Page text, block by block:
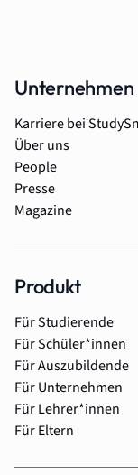
Unternehmen
Karriere bei
Über uns
People
Presse
Magazine
Produkt
Für Studierende
Für Schüler*innen
Für Auszubildende
Für Unternehmen
Für Lehrer*innen
Für Eltern